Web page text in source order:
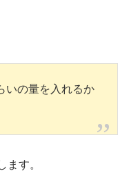
いの量を入れるか
ます。